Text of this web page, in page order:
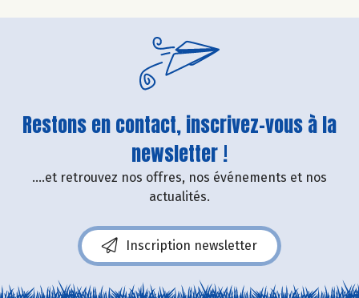
Restons en contact, inscrivez-vous à la
newsletter !
....et retrouvez nos offres, nos événements et nos
actualités.
Inscription newsletter